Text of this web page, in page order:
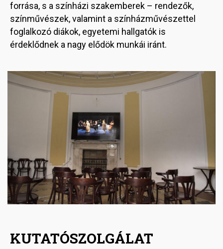
forrása, s a színházi szakemberek – rendezők,
színművészek, valamint a színházművészettel
foglalkozó diákok, egyetemi hallgatók is
érdeklődnek a nagy elődök munkái iránt.
Image
KUTATÓSZOLGÁLAT